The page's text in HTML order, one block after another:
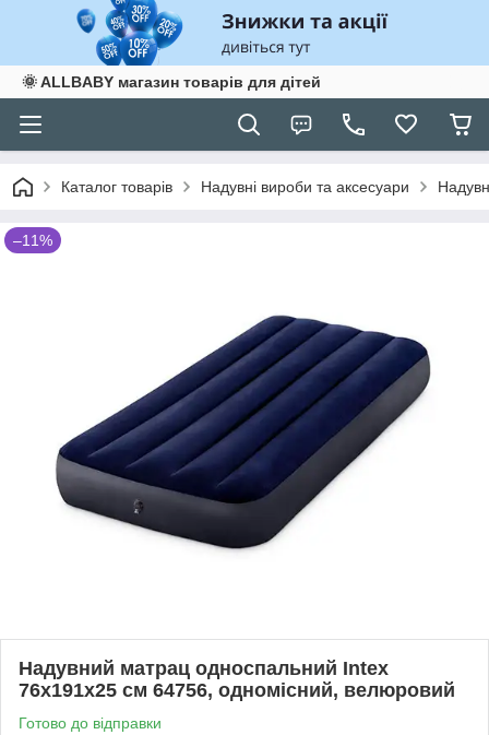
🌞 ALLBABY магазин товарів для дітей
Каталог товарів Надувні вироби та аксесуари
–11%
Надувний матрац односпальний Intex
76х191х25 см 64756, одномісний, велюровий
Готово до відправки